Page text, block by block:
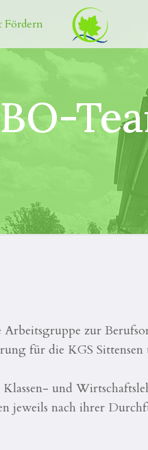
Fördern
BO-
Arbeitsgruppe zur
für die KGS
und
jeweils nach ihrer